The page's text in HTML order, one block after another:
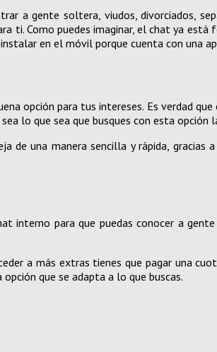
a gente soltera, viudos, divorciados,
ti. Como puedes imaginar, el chat ya
en el móvil porque cuenta con una
opción para tus intereses. Es verdad
lo que sea que busques con esta opción
de una manera sencilla y rápida,
interno para que puedas conocer a
a más extras tienes que pagar una
que se adapta a lo que buscas.